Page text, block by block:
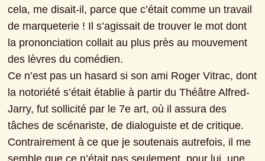
cela, me disait-il, parce que c’était comme un travail
de marqueterie ! Il s’agissait de trouver le mot dont
la prononciation collait au plus près au mouvement
des lèvres du comédien.
Ce n’est pas un hasard si son ami Roger Vitrac, dont
la notoriété s’était établie à partir du Théâtre Alfred-
Jarry, fut sollicité par le 7e art, où il assura des
tâches de scénariste, de dialoguiste et de critique.
Contrairement à ce que je soutenais autrefois, il me